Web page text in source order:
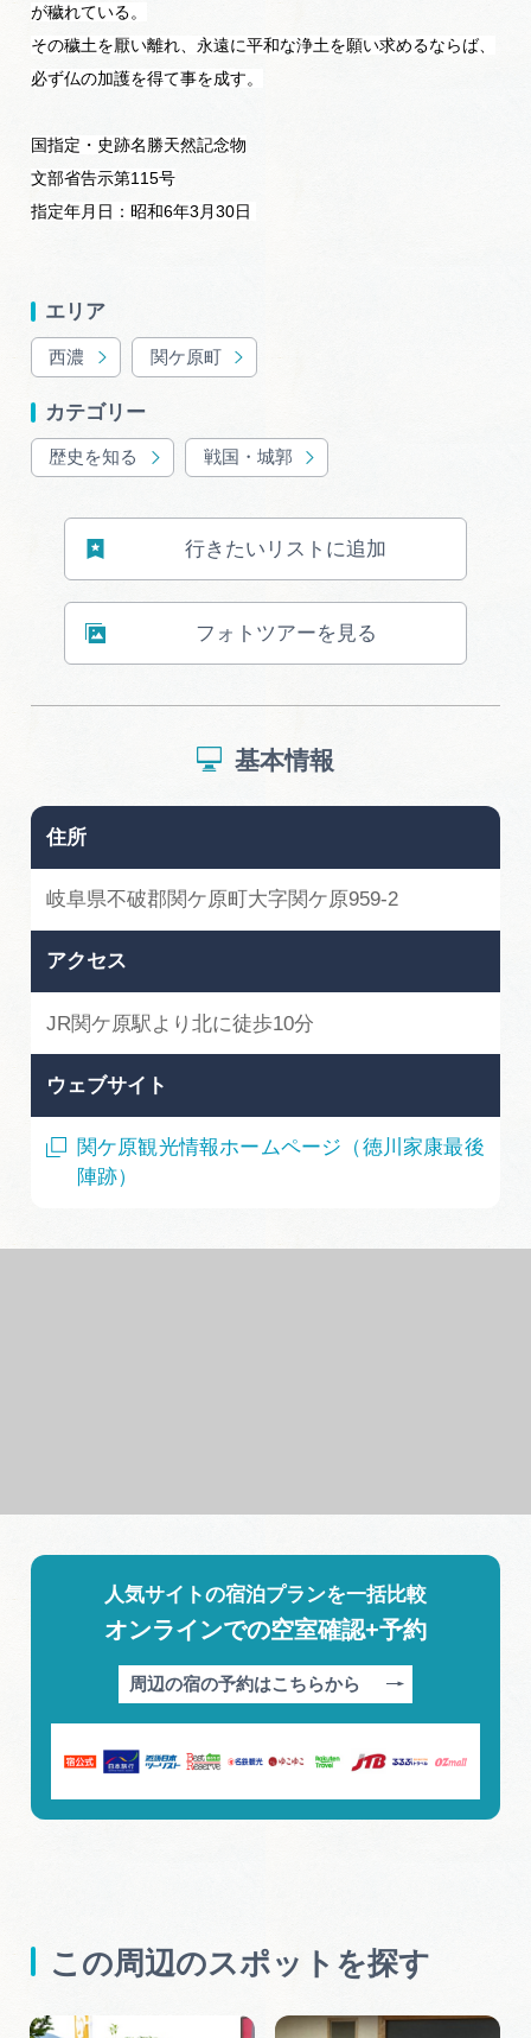
旅行会社・観光事業者の皆様へ
フォトライブラリー
お問い合わせ
運営組織
広告掲載
が穢れている。
その穢土を厭い離れ、永遠に平和な浄土を願い求めるならば、
必ず仏の加護を得て事を成す。
国指定・史跡名勝天然記念物
文部省告示第115号
指定年月日：昭和6年3月30日
エリア
西濃 関ケ原町
カテゴリー
歴史を知る 戦国・城郭
行きたいリストに追加
フォトツアーを見る
基本情報
住所
岐阜県不破郡関ケ原町大字関ケ原959-2
アクセス
JR関ケ原駅より北に徒歩10分
ウェブサイト
関ケ原観光情報ホームページ（徳川家康最後
陣跡）
人気サイトの宿泊プランを一括比較
オンラインでの空室確認+予約
周辺の宿の予約はこちらから
この周辺のスポットを探す